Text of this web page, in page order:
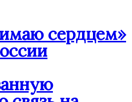
сердцем»